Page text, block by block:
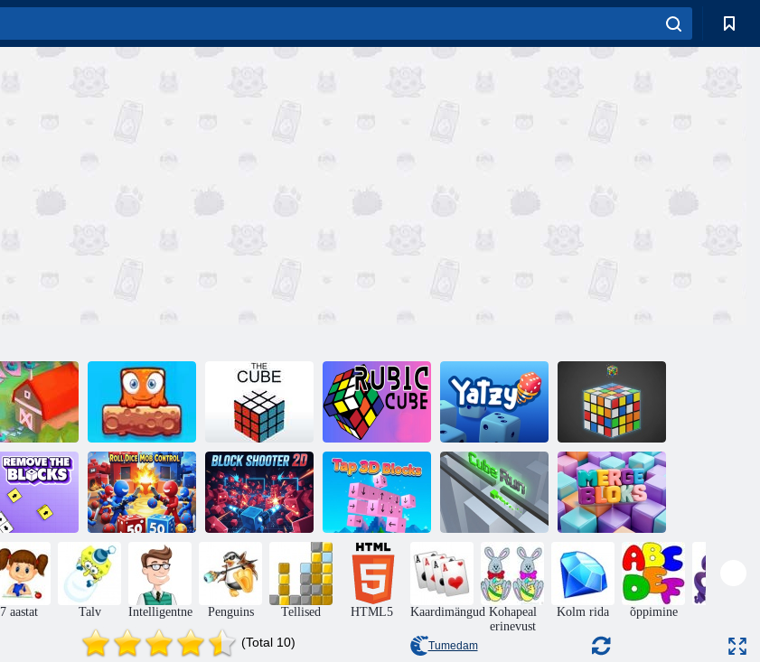
2020! Uuesti
laaditud
Mixed World:
nädalavahetus
Kuubik Rubic kuubik Ülim Yatzy
Rubiku kuubiku
veebilahendus
Eemaldage
plokid
Veereta täringut
Mob Control
Block Shooter
Puudutage
valikut 3D-
plokid
Kuubikujooks
Ühendage
plokid
7 aastat Talv Intelligentne Penguins Tellised HTML5 Kaardimängud Kohapeal
erinevust
Kolm rida õppimine
(Total 10) Tumedam